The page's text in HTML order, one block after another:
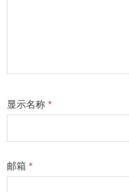
显示名称 *
邮箱 *